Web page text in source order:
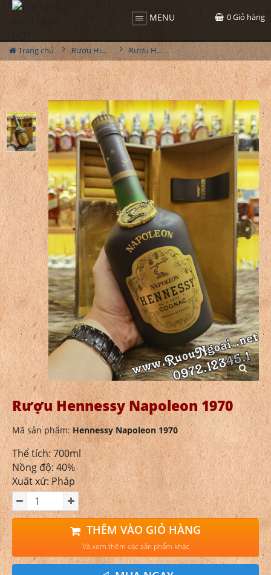
MENU 0Giỏ hàng
Trang chủ Rượu Hiếm - Cũ Rượu Hennessy Napoleon 1970
Rượu Hennessy Napoleon 1970
Mã sản phẩm:Hennessy Napoleon 1970
Thể tích: 700ml
Nồng độ: 40%
Xuất xứ: Pháp
THÊM VÀO GIỎ HÀNG
Và xem thêm các sản phẩm khác